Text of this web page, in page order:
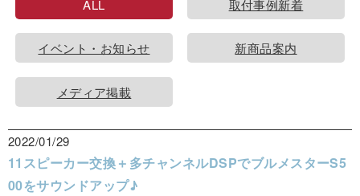
ALL 取付事例新着
イベント・お知らせ 新商品案内
メディア掲載
2022/01/29
11スピーカー交換＋多チャンネルDSPでブルメスターS5
00をサウンドアップ♪